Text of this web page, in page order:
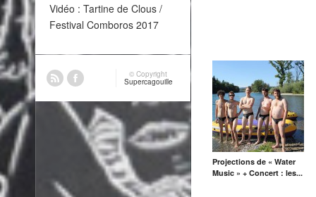
Projections de « Water
Music » + Concert : les...
Vidéo : Tartine de Clous /
Festival Comboros 2017
© Copyright
Supercagouille